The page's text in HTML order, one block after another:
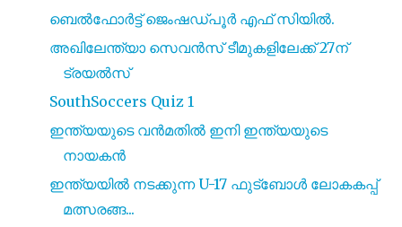
ബെൽഫോർട്ട് ജെംഷഡ്പൂർ എഫ് സിയിൽ.
അഖിലേന്ത്യാ സെവൻസ് ടീമുകളിലേക്ക് 27ന്
ട്രയൽസ്
SouthSoccers Quiz 1
ഇന്ത്യയുടെ വൻമതിൽ ഇനി ഇന്ത്യയുടെ
നായകൻ
ഇന്ത്യയിൽ നടക്കുന്ന U-17 ഫുട്ബോൾ ലോകകപ്പ്
മത്സരങ്ങ...